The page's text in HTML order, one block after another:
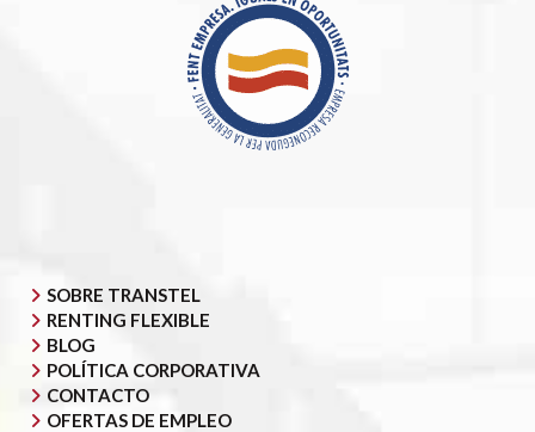
SOBRE TRANSTEL
RENTING FLEXIBLE
BLOG
POLÍTICA CORPORATIVA
CONTACTO
OFERTAS DE EMPLEO